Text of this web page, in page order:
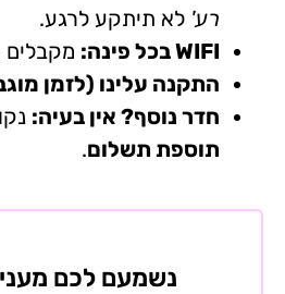
רע' לא תיתקע לרגע.
WIFI בכל פינה:
מקבלים
התקנה עלינו (לזמן
חדר נוסף? אין בעיה:
תוספת תשלום.
נשמעם לכם